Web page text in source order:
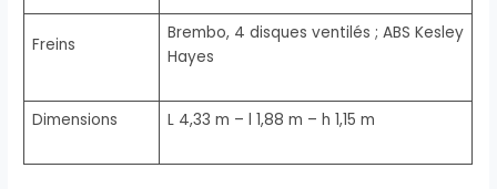
Freins
Brembo, 4 disques ventilés ; ABS Kesley
Hayes
Dimensions L 4,33 m – l 1,88 m – h 1,15 m